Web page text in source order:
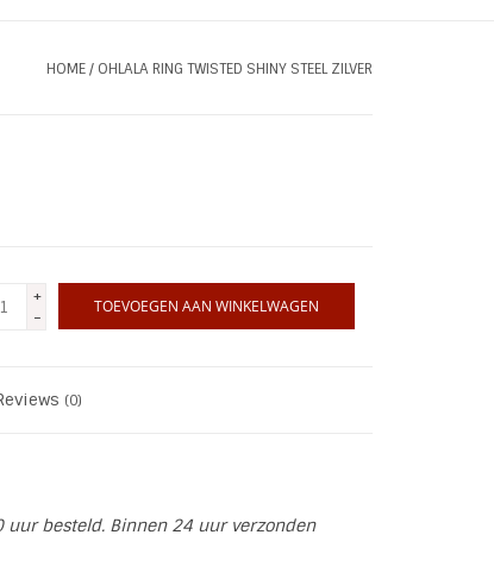
HOME/ OHLALA RING TWISTED SHINY STEEL ZILVER
+
-
TOEVOEGEN AAN WINKELWAGEN
(0)
uur besteld. Binnen 24 uur verzonden